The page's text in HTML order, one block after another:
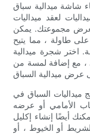
شاشة ميدالية سباق
لعقد ميداليات
لعرض مجموعتك. يمكن
طاولة ، مما يتيح
اختر شجرة ميدالية
مع إضافة لمسة من
ميداليات السباق في
الأمامي أو عرضه
أيضًا إنشاء إكليل
أو الخيوط ، أو